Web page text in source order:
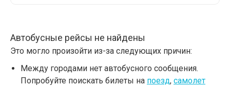
Автобусные рейсы не найдены
Это могло произойти из-за следующих причин:
Между городами нет автобусного сообщения.
Попробуйте поискать билеты на поезд, самолет